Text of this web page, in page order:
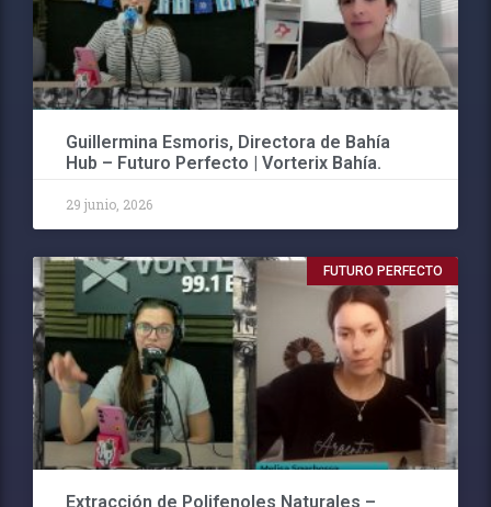
Guillermina Esmoris, Directora de Bahía
Hub – Futuro Perfecto | Vorterix Bahía.
29 junio, 2026
FUTURO PERFECTO
Extracción de Polifenoles Naturales –